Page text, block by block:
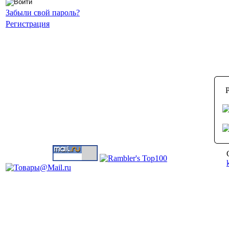
Забыли свой пароль?
Регистрация